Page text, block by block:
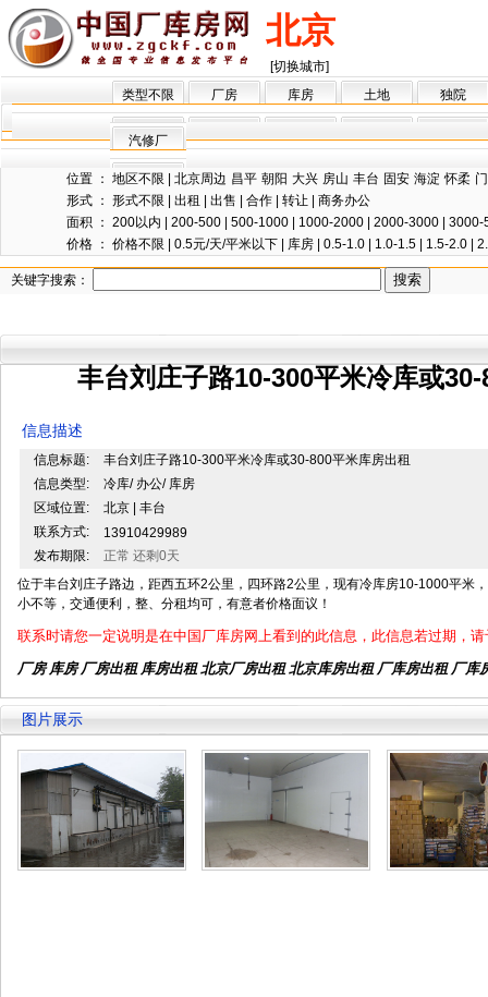
北京
[切换城市]
类型不限
厂房 库房 土地 独院
汽修厂
位置 ： 地区不限 北京周边 昌平 朝阳 大兴 房山 丰台 固安 海淀 怀柔
形式 ： 形式不限 出租 出售 合作 转让
商务办公
面积 ： 200以内 200-500 500-1000 1000-2000 2000-3000
3000-
价格 ： 价格不限 0.5元/天/平米以下 库房 0.5-1.0 1.0-1.5 1.5-2.0
关键字搜索：
丰台刘庄子路10-300平米冷库或
信息描述
信息标题:
丰台刘庄子路10-300平米冷库或30-800平米库房出租
信息类型:
冷库/ 办公/ 库房
区域位置:
北京 | 丰台
联系方式:
13910429989
发布期限:
正常 还剩0天
位于丰台刘庄子路边，距西五环2公里，四环路2公里，现有冷库房10-1000平米
小不等，交通便利，整、分租均可，有意者价格面议！
联系时请您一定说明是在中国厂库房网上看到的此信息，此信息若过期，
厂房 库房 厂房出租 库房出租 北京厂房出租 北京库房出租 厂库房出租 厂库
图片展示